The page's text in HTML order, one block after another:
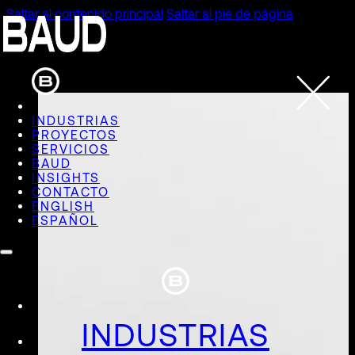
Saltar al contenido principal Saltar al pie de página
INDUSTRIAS
PROYECTOS
SERVICIOS
BAUD
INSIGHTS
CONTACTO
ENGLISH
ESPAÑOL
INDUSTRIAS